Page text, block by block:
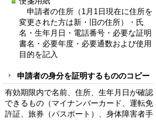
申請者の住所（1月1日現在に住所を
変更された方は新・旧の住所）・氏
名・生年月日・電話番号・必要な証明
書名・必要年度・必要通数および使用
目的を記入
申請者の身分を証明するもののコピー
有効期限内で名前、住所、生年月日が確認
できるもの（マイナンバーカード、運転免
許証、旅券（パスポート）、身体障害者手